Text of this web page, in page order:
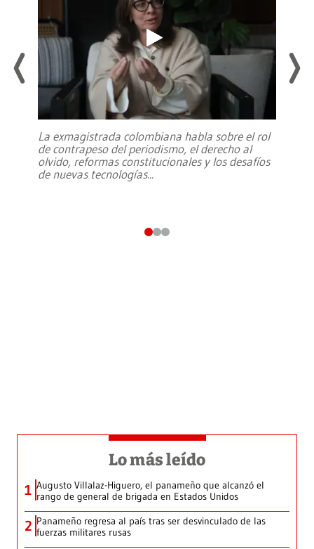
La exmagistrada colombiana habla sobre el rol
de contrapeso del periodismo, el derecho al
olvido, reformas constitucionales y los desafíos
de nuevas tecnologías...
Lo más leído
1 Augusto Villalaz-Higuero, el panameño que alcanzó el
rango de general de brigada en Estados Unidos
2 Panameño regresa al país tras ser desvinculado de las
fuerzas militares rusas